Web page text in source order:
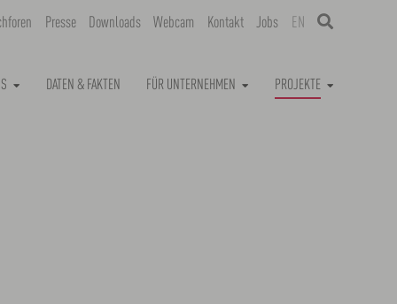
DATEN & FAKTEN FÜR UNTERNEHMEN PROJEKTE
Presse Downloads Webcam Kontakt Jobs EN